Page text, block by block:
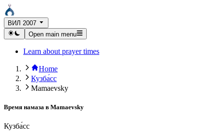
ВИЛ 2007
Open main menu
Learn about prayer times
Home
Кузба́сс
Mamaevsky
Время намаза в Mamaevsky
Кузба́сс